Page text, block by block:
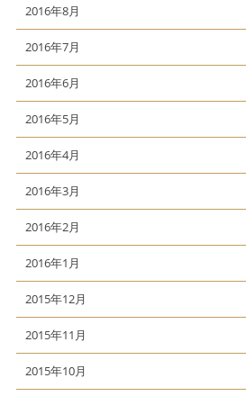
2016年8月
2016年7月
2016年6月
2016年5月
2016年4月
2016年3月
2016年2月
2016年1月
2015年12月
2015年11月
2015年10月